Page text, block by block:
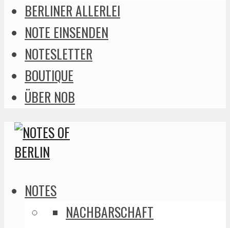
BERLINER ALLERLEI
NOTE EINSENDEN
NOTESLETTER
BOUTIQUE
ÜBER NOB
NOTES
NACHBARSCHAFT